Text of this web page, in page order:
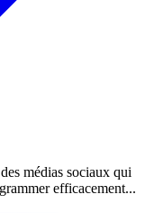
médias sociaux qui
efficacement...